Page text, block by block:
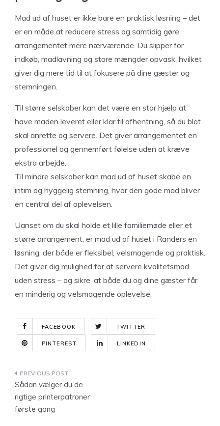
Mad ud af huset er ikke bare en praktisk løsning – det
er en måde at reducere stress og samtidig gøre
arrangementet mere nærværende. Du slipper for
indkøb, madlavning og store mængder opvask, hvilket
giver dig mere tid til at fokusere på dine gæster og
stemningen.
Til større selskaber kan det være en stor hjælp at
have maden leveret eller klar til afhentning, så du blot
skal anrette og servere. Det giver arrangementet en
professionel og gennemført følelse uden at kræve
ekstra arbejde.
Til mindre selskaber kan mad ud af huset skabe en
intim og hyggelig stemning, hvor den gode mad bliver
en central del af oplevelsen.
Uanset om du skal holde et lille familiemøde eller et
større arrangement, er mad ud af huset i Randers en
løsning, der både er fleksibel, velsmagende og praktisk.
Det giver dig mulighed for at servere kvalitetsmad
uden stress – og sikre, at både du og dine gæster får
en minderig og velsmagende oplevelse.
FACEBOOK TWITTER
PINTEREST LINKEDIN
Indlægsnavigation
Sådan vælger du de
rigtige printerpatroner
første gang